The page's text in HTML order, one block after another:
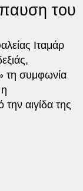
του
Ιταμάρ
τη συμφωνία
αιγίδα της